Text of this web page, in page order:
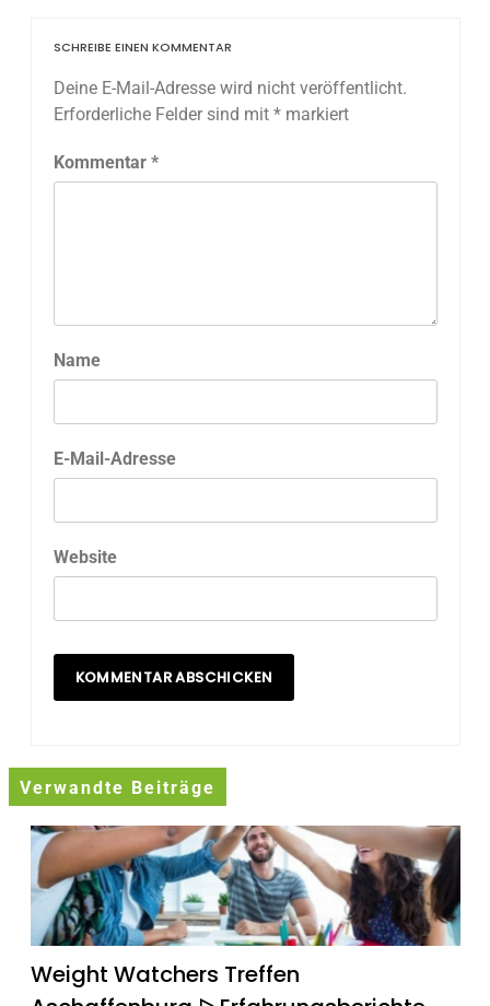
SCHREIBE EINEN KOMMENTAR
Deine E-Mail-Adresse wird nicht veröffentlicht.
Erforderliche Felder sind mit *markiert
Kommentar *
Name
E-Mail-Adresse
Website
Verwandte Beiträge
Weight Watchers Treffen